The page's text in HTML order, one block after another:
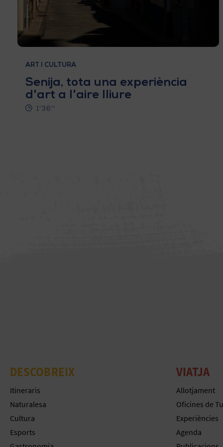
ART I CULTURA
Senija, tota una experiència
d'art a l'aire lliure
1'36''
DESCOBREIX
Itineraris
Naturalesa
Cultura
Esports
VIATJA
Allotjament
Oficines de
Experiències
Agenda